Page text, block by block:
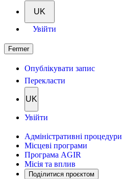
UK
Увійти
Fermer
Опублікувати запис
Перекласти
UK
Увійти
Адміністративні процедури
Місцеві програми
Програма AGIR
Місія та вплив
Поділитися проєктом